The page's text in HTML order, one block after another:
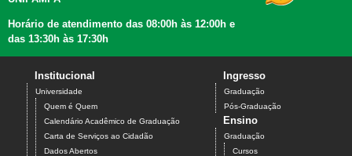
Horário de atendimento das 08:00h às 12:00h e
das 13:30h às 17:30h
Institucional
Universidade
Quem é Quem
Calendário Acadêmico de Graduação
Carta de Serviços ao Cidadão
Dados Abertos
Ingresso
Graduação
Pós-Graduação
Ensino
Graduação
Cursos